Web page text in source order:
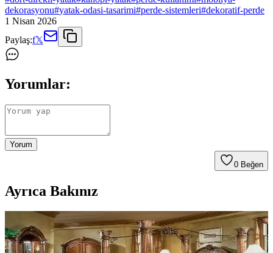
dekorasyonu#yatak-odasi-tasarimi#perde-sistemleri#dekoratif-perde
1 Nisan 2026
Paylaş:f𝕏
Yorumlar:
Yorum
0 Beğen
Ayrıca Bakınız
Dört Direkli Yataklar ve Kanopi Yataklar
Arasındaki Farklar ve Perde Kullanımı